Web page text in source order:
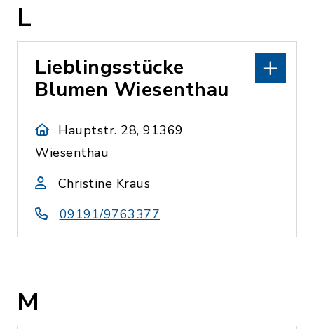
L
Lieblingsstücke
Blumen Wiesenthau
Hauptstr. 28, 91369
Wiesenthau
Christine Kraus
09191/9763377
M